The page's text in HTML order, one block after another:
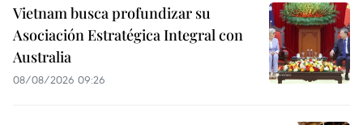
Vietnam busca profundizar su
Asociación Estratégica Integral con
Australia
08/08/2026 09:26